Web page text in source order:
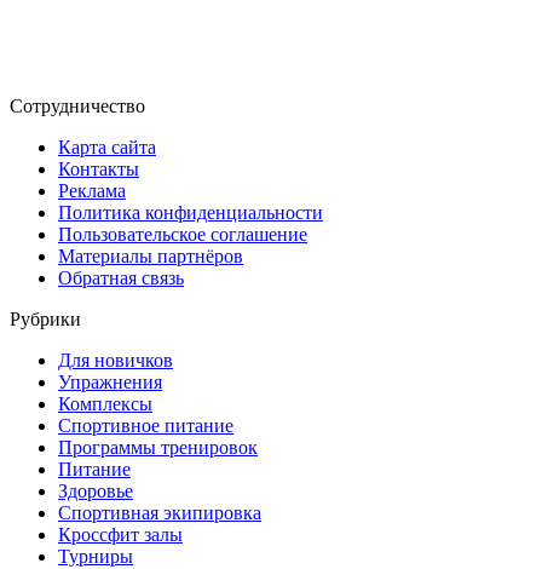
Сотрудничество
Карта сайта
Контакты
Реклама
Политика конфиденциальности
Пользовательское соглашение
Материалы партнёров
Обратная связь
Рубрики
Для новичков
Упражнения
Комплексы
Спортивное питание
Программы тренировок
Питание
Здоровье
Спортивная экипировка
Кроссфит залы
Турниры